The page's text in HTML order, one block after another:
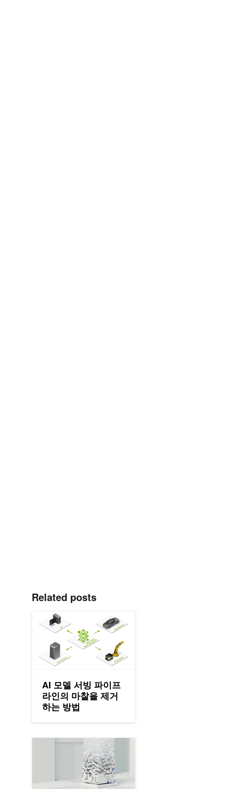
Related posts
AI 모델 서빙 파이프
라인의 마찰을 제거
하는 방법
AI 모델 서빙 파이프라인의 마찰을 제거하는 방법
모델 양자화: NVIDIA Model Optimizer로 구현하는 학습 후 양